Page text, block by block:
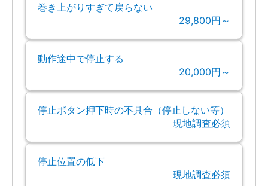
巻き上がりすぎて戻らない
29,800円～
動作途中で停止する
20,000円～
停止ボタン押下時の不具合（停止しない等）
現地調査必須
停止位置の低下
現地調査必須